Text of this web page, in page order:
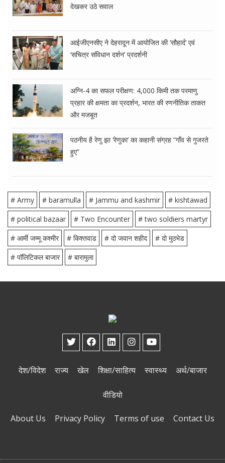
देखकर उठे सवाल
आईजीएनसीए ने देहरादून में आयोजित की ‘सौहार्द’ एवं
‘सचित्र संविधान दर्शन’ प्रदर्शनी
अग्नि-4 का सफल परीक्षण: 4,000 किमी तक परमाणु
प्रहार की क्षमता का प्रदर्शन, भारत की रणनीतिक ताकत
और मजबूत
पठनीय है रेणु झा ‘रेणुका’ का कहानी संग्रह “गाँव से गुजरते
हुए”
# Army # baramulla # Jammu and kashmir
# kishtawad
# political bazaar
# Two Encounter
# two soldiers martyr
# आर्मी जम्मू कश्मीर
# किश्तवाड # दो जवान शहीद
# दो मुठभेड
# पॉलिटिकल बाजार
# बारामुला
देश/विदेश राज्य खेल शिक्षा/साहित्य स्वास्थ्य अर्थ/बाजार
वीडियो
About Us Privacy Policy Terms of use Contact Us